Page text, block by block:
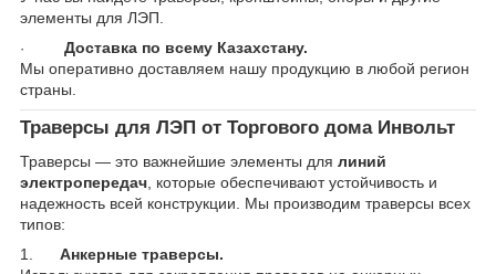
элементы для ЛЭП.
·
Доставка по всему Казахстану.
Мы оперативно доставляем нашу продукцию в любой регион
страны.
Траверсы для ЛЭП от Торгового дома Инвольт
Траверсы — это важнейшие элементы для линий
электропередач , которые обеспечивают устойчивость и
надежность всей конструкции. Мы производим траверсы всех
типов:
1.
Анкерные траверсы.